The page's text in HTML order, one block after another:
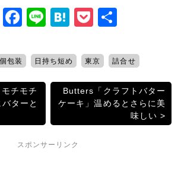
T
itt
F
c
e
b
o
o
k
Li
e
H
e
n
a
P
c
k
et
個包装 日持ち短め 東京 詰合せ
チモチ
ターと
Butters「クラフトバター
ケーキ」温めるとさらに美
味しい
スポンサーリンク